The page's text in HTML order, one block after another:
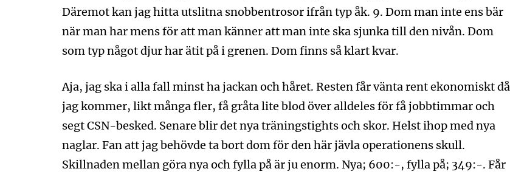
Däremot kan jag hitta utslitna snobbentrosor ifrån typ åk. 9. Dom man inte ens bär
när man har mens för att man känner att man inte ska sjunka till den nivån. Dom
som typ något djur har ätit på i grenen. Dom finns så klart kvar.
Aja, jag ska i alla fall minst ha jackan och håret. Resten får vänta rent ekonomiskt då
jag kommer, likt många fler, få gråta lite blod över alldeles för få jobbtimmar och
segt CSN-besked. Senare blir det nya träningstights och skor. Helst ihop med nya
naglar. Fan att jag behövde ta bort dom för den här jävla operationens skull.
Skillnaden mellan göra nya och fylla på är ju enorm. Nya; 600:-, fylla på; 349:-. Får